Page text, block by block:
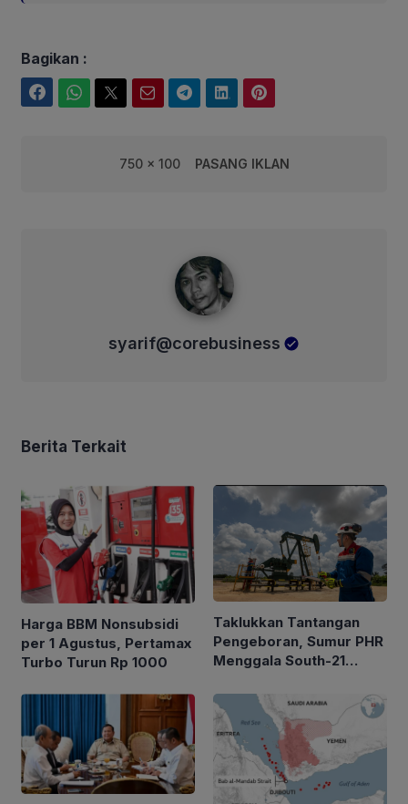
Bagikan :
750 x 100 PASANG IKLAN
syarif@corebusiness
Berita Terkait
Harga BBM Nonsubsidi
per 1 Agustus, Pertamax
Turbo Turun Rp 1000
Taklukkan Tantangan
Pengeboran, Sumur PHR
Menggala South-21
BOPD